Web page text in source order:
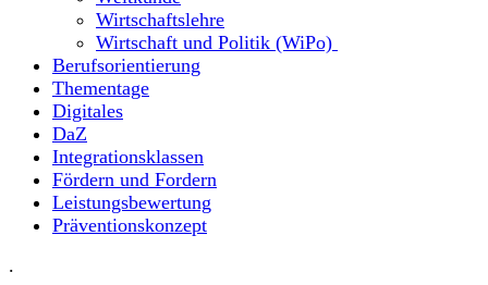
Wirtschaftslehre
Wirtschaft und Politik (WiPo)
Berufsorientierung
Thementage
Digitales
DaZ
Integrationsklassen
Fördern und Fordern
Leistungsbewertung
Präventionskonzept
.